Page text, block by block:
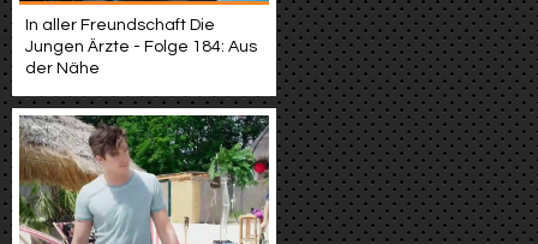
In aller Freundschaft Die
Jungen Ärzte - Folge 184: Aus
der Nähe